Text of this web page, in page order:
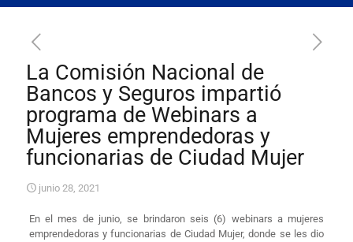
La Comisión Nacional de
Bancos y Seguros impartió
programa de Webinars a
Mujeres emprendedoras y
funcionarias de Ciudad Mujer
junio 28, 2021
En el mes de junio, se brindaron seis (6) webinars a mujeres
emprendedoras y funcionarias de Ciudad Mujer, donde se les dio